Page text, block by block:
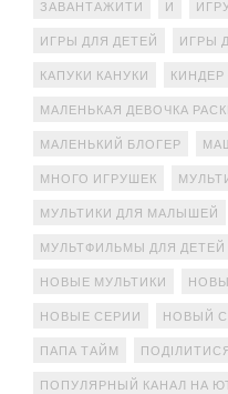
ЗАВАНТАЖИТИ И
ИГРЫ ДЛЯ ДЕТЕЙ ИГРЫ
КАПУКИ КАНУКИ
МАЛЕНЬКАЯ ДЕВОЧКА
МАЛЕНЬКИЙ БЛОГЕР
МНОГО ИГРУШЕК
МУЛЬТИКИ ДЛЯ МАЛЫШЕЙ
МУЛЬТФИЛЬМЫ ДЛЯ ДЕТЕЙ
НОВЫЕ МУЛЬТИКИ
НОВЫЕ СЕРИИ НОВЫЙ
ПАПА ТАЙМ
ПОПУЛЯРНЫЙ КАНАЛ НА